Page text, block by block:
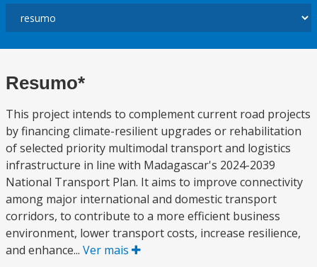
Resumo*
This project intends to complement current road projects
by financing climate-resilient upgrades or rehabilitation
of selected priority multimodal transport and logistics
infrastructure in line with Madagascar's 2024-2039
National Transport Plan. It aims to improve connectivity
among major international and domestic transport
corridors, to contribute to a more efficient business
environment, lower transport costs, increase resilience,
and enhance... Ver mais